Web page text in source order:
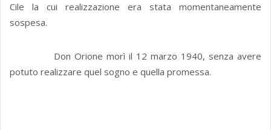
Cile la cui realizzazione era stata momentaneamente
sospesa.
Don Orione morì il 12 marzo 1940, senza avere
potuto realizzare quel sogno e quella promessa.